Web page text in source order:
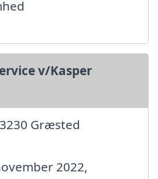
v/Kasper
Græsted
2022,